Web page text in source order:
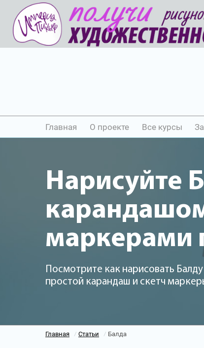
Главная О проекте Все курсы
Нарисуйте
маркерами
Посмотрите как нарисовать
простой карандаш и скетч
Главная / Статьи / Балда